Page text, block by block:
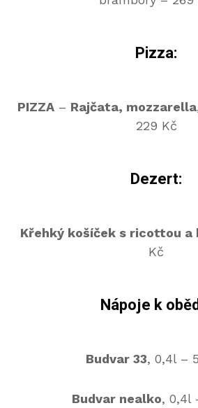
Pizza:
PIZZA – Rajčata, mozzarella
229 Kč
Dezert:
Křehký košíček s ricottou a
Kč
Nápoje k
Budvar 33, 0,4l –
Budvar nealko, 0,4l